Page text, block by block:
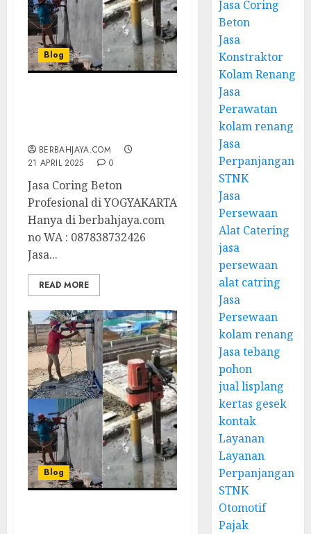
Blog
BERBAHJAYA.COM
21 APRIL 2025
0
Jasa Coring Beton
Profesional di YOGYAKARTA
Hanya di berbahjaya.com
no WA : 087838732426
Jasa...
READ MORE
Blog
Jasa Coring
Beton
Jasa
Konstraktor
Kolam Renang
Jasa
Perawatan
kolam renang
Jasa
Perpanjangan
STNK
Jasa
Persewaan
Alat Catering
jasa
persewaan
alat catring
Jasa
Persewaan
kolam renang
Jasa tebang
pohon
jual lisplang
kertas gesek
kontak
Layanan
Layanan
Perpanjangan
STNK
Otomotif
Pajak